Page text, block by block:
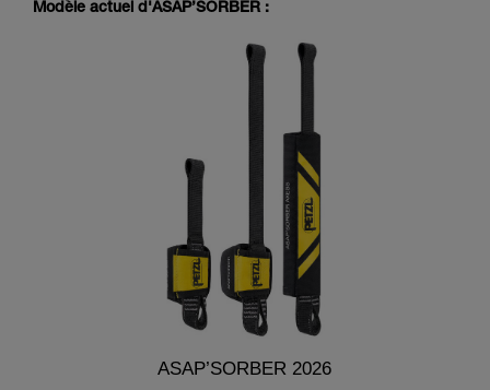
Modèle actuel d'ASAP’SORBER :
ASAP’SORBER 2026